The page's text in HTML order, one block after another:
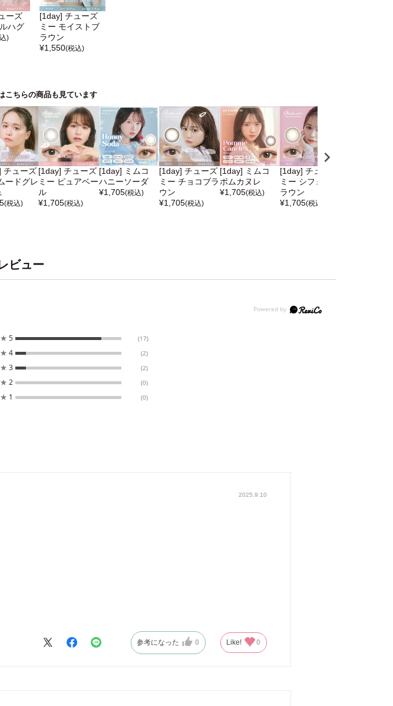
ーズ
ハグ
)
[1day] チューズ
ミー モイストブ
ラウン
¥1,550(税込)
こちらの商品も見ています
チューズ
ードグレ
(税込)
[1day] チューズ
ミー ピュアベー
ル
¥1,705(税込)
[1day] ミムコ
ハニーソーダ
¥1,705(税込)
[1day] チューズ
ミー チョコブラ
ウン
¥1,705(税込)
[1day] ミムコ
ポムカヌレ
¥1,705(税込)
[1day] チューズ
ミー シフォンブ
ラウン
¥1,705(税込)
ビュー
★ 5 (17)
★ 4 (2)
★ 3 (2)
★ 2 (0)
★ 1 (0)
2025.9.10
参考になった 0 Like! 0